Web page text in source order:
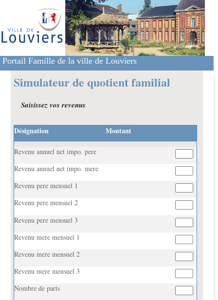
Portail Famille de la ville de Louviers
Simulateur de quotient familial
Saisissez vos revenus
Désignation Montant
Revenu annuel net impo. pere
Revenu annuel net impo. mere
Revenu pere mensuel 1
Revenu pere mensuel 2
Revenu pere mensuel 3
Revenu mere mensuel 1
Revenu mere mensuel 2
Revenu mere mensuel 3
Nombre de parts